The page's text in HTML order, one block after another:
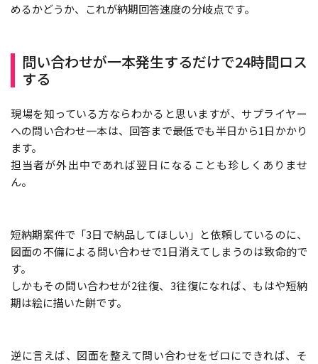
めるかどうか、これが納期回答速度の分岐点です。
問い合わせが一本発生するだけで24時間ロス
する
現場を知っている方ならわかると思いますが、サプライヤー
への問い合わせ一本は、回答まで最低でも半日から1日かかり
ます。
担当者が外出中であれば翌日になることも珍しくありませ
ん。
短納期案件で「3日で納品してほしい」と依頼しているのに、
図面の不備による問い合わせで1日消えてしまうのは致命的で
す。
しかもその問い合わせが2往復、3往復になれば、もはや短納
期は絵に描いた餅です。
逆に言えば、図面を整えて問い合わせをゼロにできれば、そ